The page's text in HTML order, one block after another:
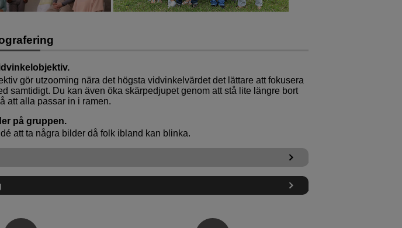
gör utzooming nära det högsta vidvinkelvärdet det lättare att fokusera
samtidigt. Du kan även öka skärpedjupet genom att stå lite längre bort
att alla passar in i ramen.
på gruppen.
att ta några bilder då folk ibland kan blinka.